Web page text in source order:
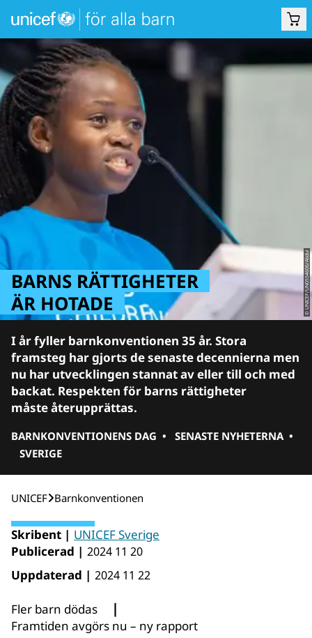
© UNICEF/UN0554606/Abdul
BARNS RÄTTIGHETER
ÄR HOTADE
I år fyller barnkonventionen 35 år. Stora
framsteg har gjorts de senaste decennierna men
nu har utvecklingen stannat av eller till och med
backat. Respekten för barns rättigheter
måste återupprättas.
BARNKONVENTIONENS DAG • SENASTE NYHETERNA •
SVERIGE
UNICEF Barnkonventionen
Skribent | UNICEF Sverige
Publicerad | 2024 11 20
Uppdaterad | 2024 11 22
Fler barn dödas |
Framtiden avgörs nu – ny rapport